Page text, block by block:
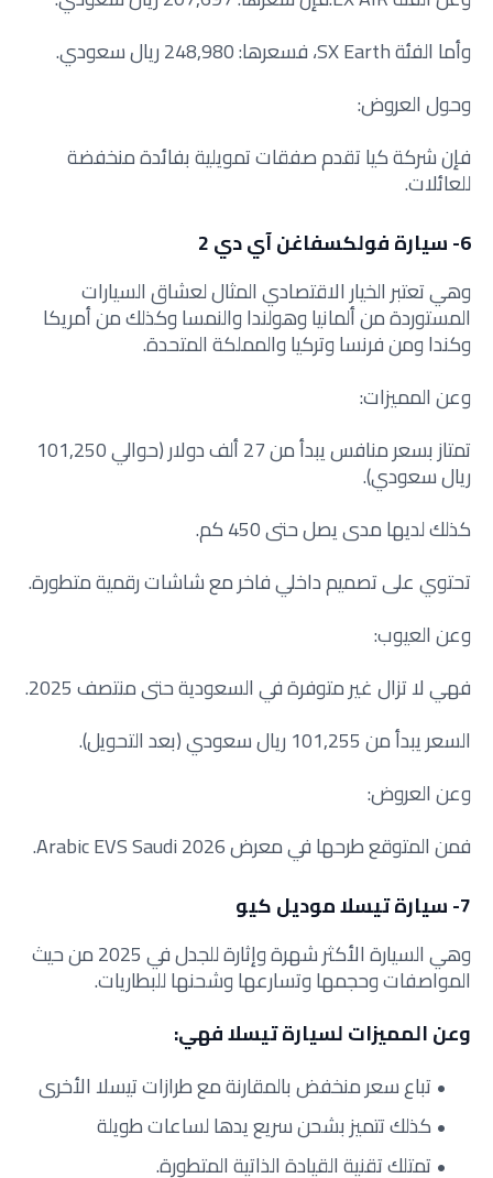
وأما الفئة SX Earth، فسعرها: 248,980 ريال سعودي.
وحول العروض:
فإن شركة كيا تقدم صفقات تمويلية بفائدة منخفضة
للعائلات.
6- سيارة فولكسفاغن آي دي 2
وهي تعتبر الخيار الاقتصادي المثال لعشاق السيارات
المستوردة من ألمانيا وهولندا والنمسا وكذلك من أمريكا
وكندا ومن فرنسا وتركيا والمملكة المتحدة.
وعن المميزات:
تمتاز بسعر منافس يبدأ من 27 ألف دولار (حوالي 101,250
ريال سعودي).
كذلك لديها مدى يصل حتى 450 كم.
تحتوي على تصميم داخلي فاخر مع شاشات رقمية متطورة.
وعن العيوب:
فهي لا تزال غير متوفرة في السعودية حتى منتصف 2025.
السعر يبدأ من 101,255 ريال سعودي (بعد التحويل).
وعن العروض:
فمن المتوقع طرحها في معرض Arabic EVS Saudi 2026.
7- سيارة تيسلا موديل كيو
وهي السيارة الأكثر شهرة وإثارة للجدل في 2025 من حيث
المواصفات وحجمها وتسارعها وشحنها للبطاريات.
وعن المميزات لسيارة تيسلا فهي:
تباع سعر منخفض بالمقارنة مع طرازات تيسلا الأخرى
كذلك تتميز بشحن سريع يدها لساعات طويلة
تمتلك تقنية القيادة الذاتية المتطورة.